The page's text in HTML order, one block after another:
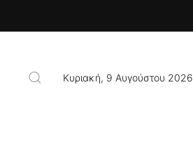
Κυριακή, 9 Αυγούστου 2026